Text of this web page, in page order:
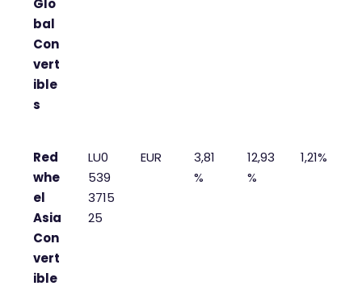
Glo
bal
Con
vert
ible
s
Red
whe
el
Asia
Con
vert
ible
LU0
539
3715
25
EUR
3,81
%
12,93
%
1,21%